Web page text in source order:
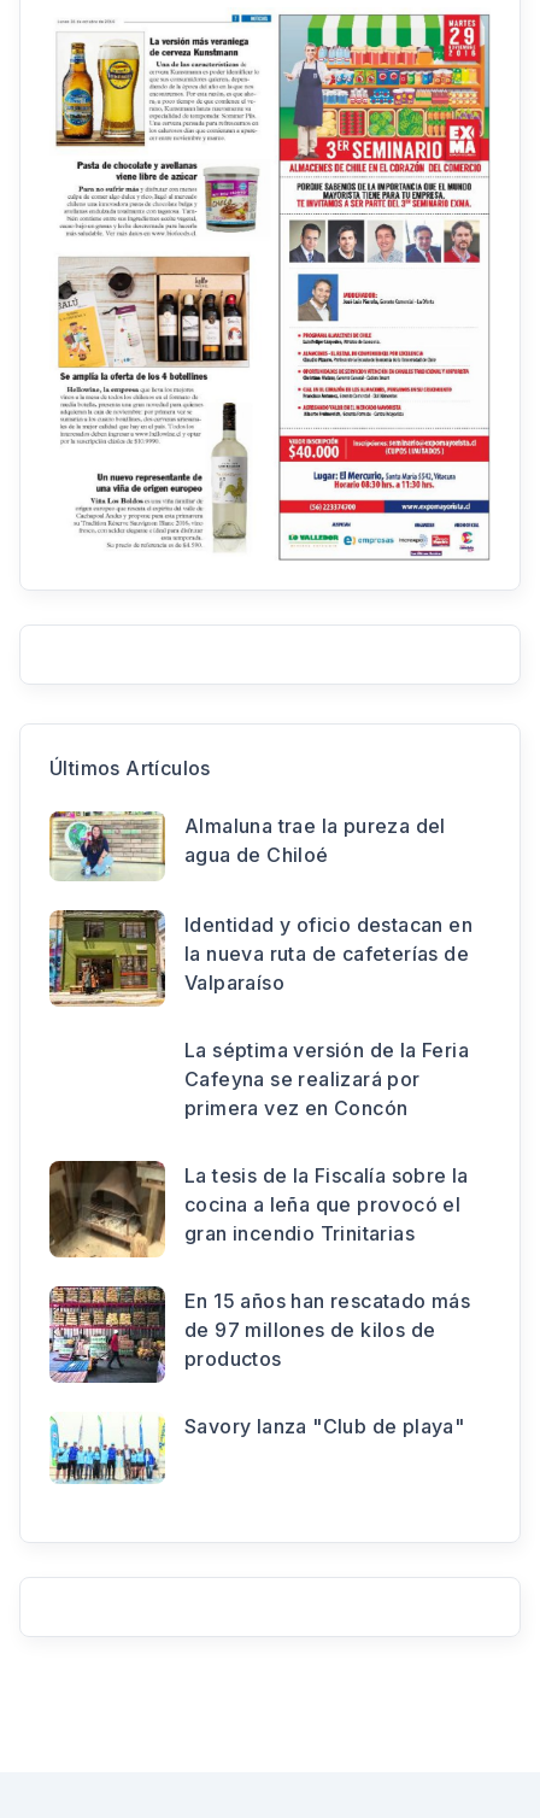
Últimos Artículos
Almaluna trae la pureza del
agua de Chiloé
Identidad y oficio destacan en
la nueva ruta de cafeterías de
Valparaíso
La séptima versión de la Feria
Cafeyna se realizará por
primera vez en Concón
La tesis de la Fiscalía sobre la
cocina a leña que provocó el
gran incendio Trinitarias
En 15 años han rescatado más
de 97 millones de kilos de
productos
Savory lanza "Club de playa"